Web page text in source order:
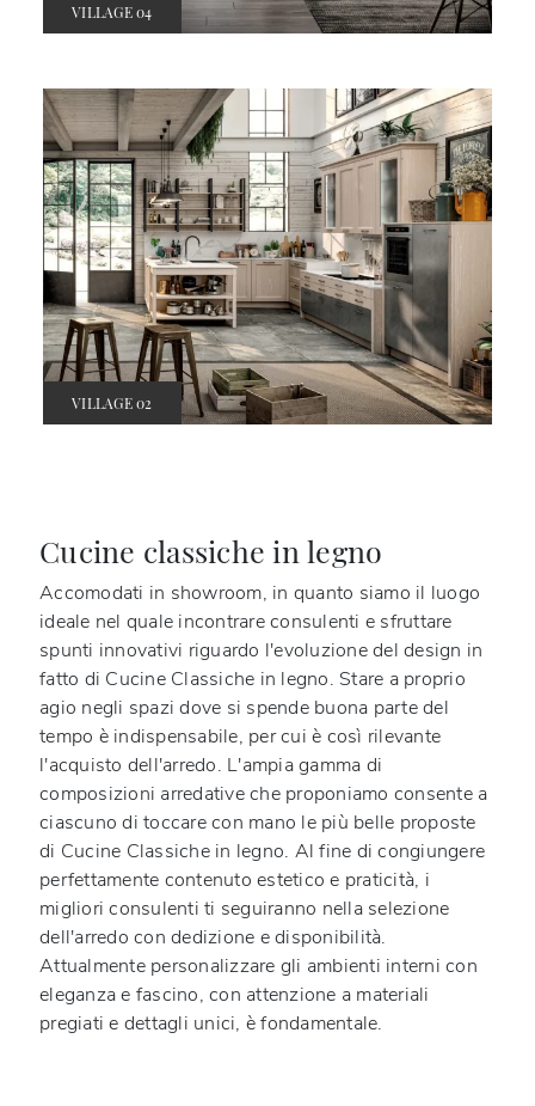
VILLAGE 04
VILLAGE 02
Cucine classiche in legno
Accomodati in showroom, in quanto siamo il luogo
ideale nel quale incontrare consulenti e sfruttare
spunti innovativi riguardo l'evoluzione del design in
fatto di Cucine Classiche in legno. Stare a proprio
agio negli spazi dove si spende buona parte del
tempo è indispensabile, per cui è così rilevante
l'acquisto dell'arredo. L'ampia gamma di
composizioni arredative che proponiamo consente a
ciascuno di toccare con mano le più belle proposte
di Cucine Classiche in legno. Al fine di congiungere
perfettamente contenuto estetico e praticità, i
migliori consulenti ti seguiranno nella selezione
dell'arredo con dedizione e disponibilità.
Attualmente personalizzare gli ambienti interni con
eleganza e fascino, con attenzione a materiali
pregiati e dettagli unici, è fondamentale.